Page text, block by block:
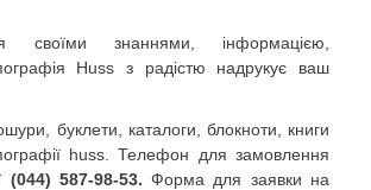
своїми знаннями, інформацією,
Huss з радістю надрукує ваш
буклети, каталоги, блокноти, книги
huss. Телефон для замовлення
(044) 587-98-53. Форма для заявки на